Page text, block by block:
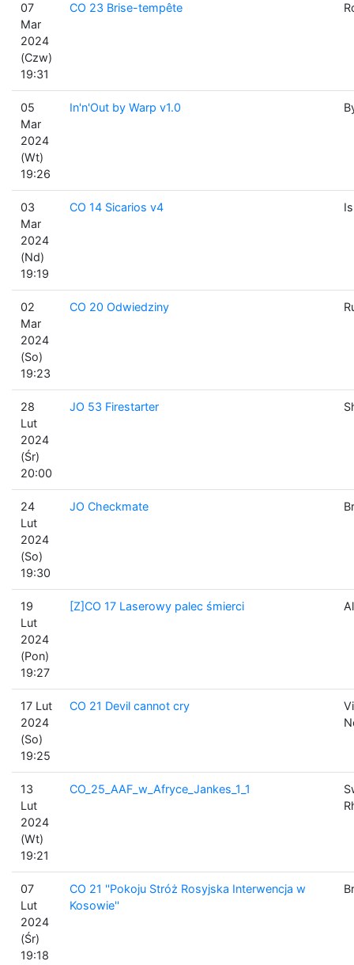
07
Mar
2024
(Czw)
19:31
CO 23 Brise-tempête
05
Mar
2024
(Wt)
19:26
In'n'Out by Warp v1.0
03
Mar
2024
(Nd)
19:19
CO 14 Sicarios v4
02
Mar
2024
(So)
19:23
CO 20 Odwiedziny
28
Lut
2024
(Śr)
20:00
JO 53 Firestarter
24
Lut
2024
(So)
19:30
JO Checkmate
19
Lut
2024
(Pon)
19:27
[Z]CO 17 Laserowy palec śmierci
17 Lut
2024
(So)
19:25
CO 21 Devil cannot cry
13
Lut
2024
(Wt)
19:21
CO_25_AAF_w_Afryce_Jankes_1_1
07
Lut
2024
(Śr)
19:18
CO 21 ''Pokoju Stróż Rosyjska Interwencja w
Kosowie''